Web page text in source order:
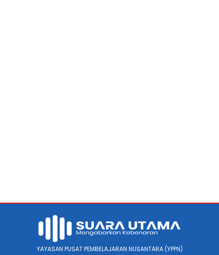
YAYASAN PUSAT PEMBELAJARAN NUSANTARA (YPPN)